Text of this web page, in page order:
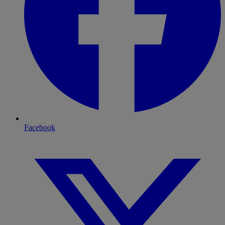
Facebook